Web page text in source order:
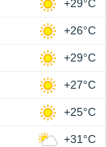
+29°C
+26°C
+29°C
+27°C
+25°C
+31°C